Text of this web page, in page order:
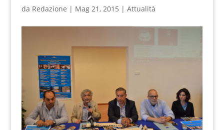
da Redazione | Mag 21, 2015 | Attualità